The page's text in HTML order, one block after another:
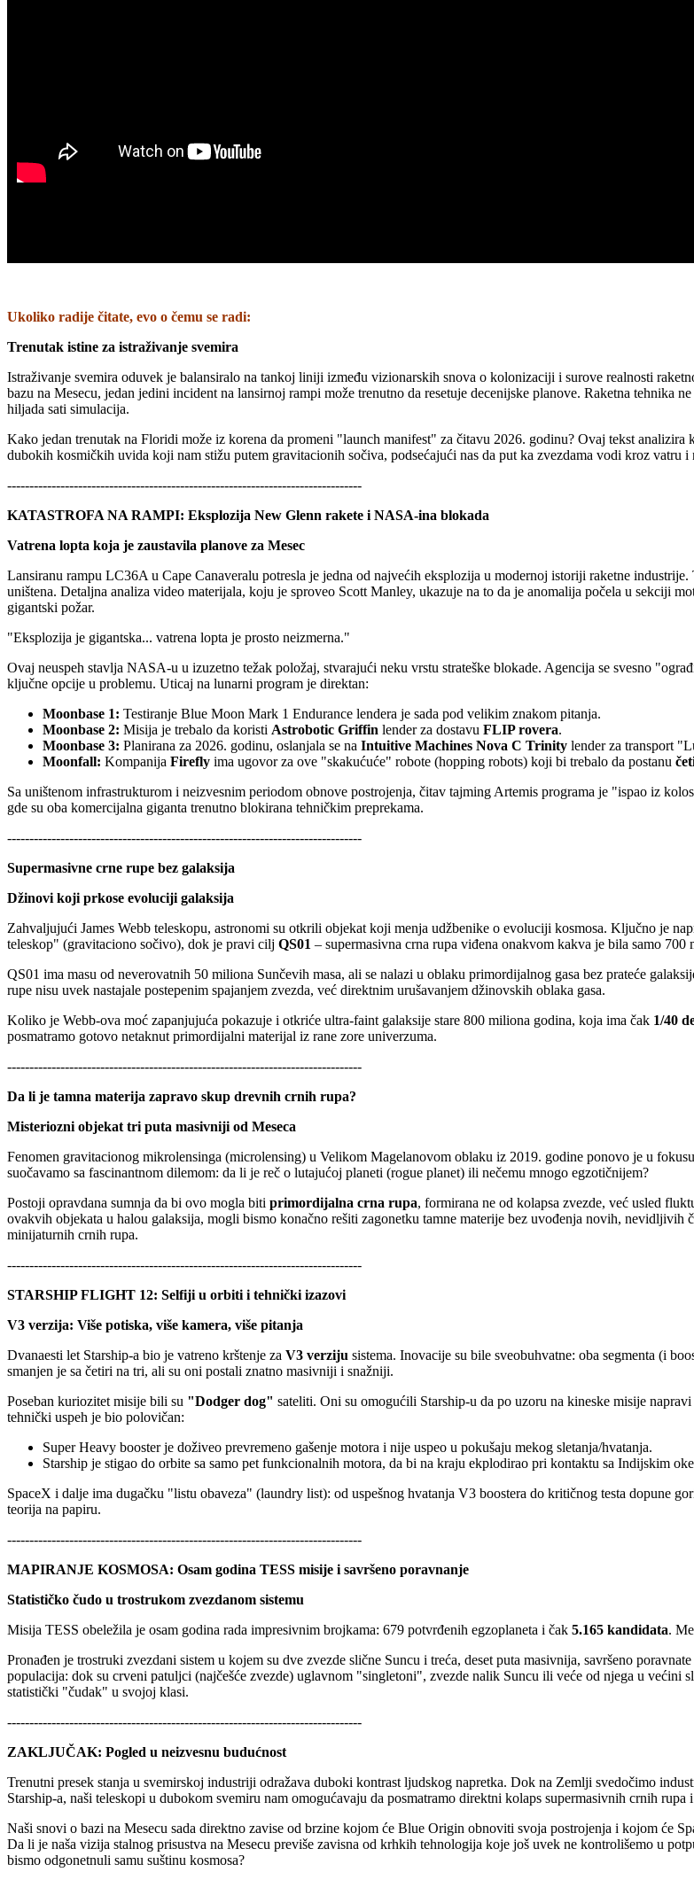
Ukoliko radije čitate, evo o čemu se radi:
Trenutak istine za istraživanje svemira
Istraživanje svemira oduvek je balansiralo na tankoj liniji između vizionarskih snova o kolonizaciji i surove realnosti
bazu na Mesecu, jedan jedini incident na lansirnoj rampi može trenutno da resetuje decenijske planove. Raketna tehnika
hiljada sati simulacija.
Kako jedan trenutak na Floridi može iz korena da promeni "launch manifest" za čitavu 2026. godinu? Ovaj tekst
dubokih kosmičkih uvida koji nam stižu putem gravitacionih sočiva, podsećajući nas da put ka zvezdama vodi kroz vatru i
--------------------------------------------------------------------------------
KATASTROFA NA RAMPI: Eksplozija New Glenn rakete i NASA-ina blokada
Vatrena lopta koja je zaustavila planove za Mesec
Lansiranu rampu LC36A u Cape Canaveralu potresla je jedna od najvećih eksplozija u modernoj istoriji raketne
uništena. Detaljna analiza video materijala, koju je sproveo Scott Manley, ukazuje na to da je anomalija počela u sekciji
gigantski požar.
"Eksplozija je gigantska... vatrena lopta je prosto neizmerna."
Ovaj neuspeh stavlja NASA-u u izuzetno težak položaj, stvarajući neku vrstu strateške blokade. Agencija se svesno
ključne opcije u problemu. Uticaj na lunarni program je direktan:
Moonbase 1: Testiranje Blue Moon Mark 1 Endurance lendera je sada pod velikim znakom pitanja.
Moonbase 2: Misija je trebalo da koristi Astrobotic Griffin lender za dostavu FLIP rovera.
Moonbase 3: Planirana za 2026. godinu, oslanjala se na Intuitive Machines Nova C Trinity lender za transport
Moonfall: Kompanija Firefly ima ugovor za ove "skakućuće" robote (hopping robots) koji bi trebalo da postanu
Sa uništenom infrastrukturom i neizvesnim periodom obnove postrojenja, čitav tajming Artemis programa je "ispao iz
gde su oba komercijalna giganta trenutno blokirana tehničkim preprekama.
--------------------------------------------------------------------------------
Supermasivne crne rupe bez galaksija
Džinovi koji prkose evoluciji galaksija
Zahvaljujući James Webb teleskopu, astronomi su otkrili objekat koji menja udžbenike o evoluciji kosmosa. Ključno je
teleskop" (gravitaciono sočivo), dok je pravi cilj QS01 – supermasivna crna rupa viđena onakvom kakva je bila samo
QS01 ima masu od neverovatnih 50 miliona Sunčevih masa, ali se nalazi u oblaku primordijalnog gasa bez prateće
rupe nisu uvek nastajale postepenim spajanjem zvezda, već direktnim urušavanjem džinovskih oblaka gasa.
Koliko je Webb-ova moć zapanjujuća pokazuje i otkriće ultra-faint galaksije stare 800 miliona godina, koja ima čak 1/40
posmatramo gotovo netaknut primordijalni materijal iz rane zore univerzuma.
--------------------------------------------------------------------------------
Da li je tamna materija zapravo skup drevnih crnih rupa?
Misteriozni objekat tri puta masivniji od Meseca
Fenomen gravitacionog mikrolensinga (microlensing) u Velikom Magelanovom oblaku iz 2019. godine ponovo je u
suočavamo sa fascinantnom dilemom: da li je reč o lutajućoj planeti (rogue planet) ili nečemu mnogo egzotičnijem?
Postoji opravdana sumnja da bi ovo mogla biti primordijalna crna rupa, formirana ne od kolapsa zvezde, već usled
ovakvih objekata u halou galaksija, mogli bismo konačno rešiti zagonetku tamne materije bez uvođenja novih,
minijaturnih crnih rupa.
--------------------------------------------------------------------------------
STARSHIP FLIGHT 12: Selfiji u orbiti i tehnički izazovi
V3 verzija: Više potiska, više kamera, više pitanja
Dvanaesti let Starship-a bio je vatreno krštenje za V3 verziju sistema. Inovacije su bile sveobuhvatne: oba segmenta (i
smanjen je sa četiri na tri, ali su oni postali znatno masivniji i snažniji.
Poseban kuriozitet misije bili su "Dodger dog" sateliti. Oni su omogućili Starship-u da po uzoru na kineske misije
tehnički uspeh je bio polovičan:
Super Heavy booster je doživeo prevremeno gašenje motora i nije uspeo u pokušaju mekog sletanja/hvatanja.
Starship je stigao do orbite sa samo pet funkcionalnih motora, da bi na kraju ekplodirao pri kontaktu sa Indijskim
SpaceX i dalje ima dugačku "listu obaveza" (laundry list): od uspešnog hvatanja V3 boostera do kritičnog testa dopune
teorija na papiru.
--------------------------------------------------------------------------------
MAPIRANJE KOSMOSA: Osam godina TESS misije i savršeno poravnanje
Statističko čudo u trostrukom zvezdanom sistemu
Misija TESS obeležila je osam godina rada impresivnim brojkama: 679 potvrđenih egzoplaneta i čak 5.165 kandidata.
Pronađen je trostruki zvezdani sistem u kojem su dve zvezde slične Suncu i treća, deset puta masivnija, savršeno
populacija: dok su crveni patuljci (najčešće zvezde) uglavnom "singletoni", zvezde nalik Suncu ili veće od njega u većini
statistički "čudak" u svojoj klasi.
--------------------------------------------------------------------------------
ZAKLJUČAK: Pogled u neizvesnu budućnost
Trenutni presek stanja u svemirskoj industriji odražava duboki kontrast ljudskog napretka. Dok na Zemlji svedočimo
Starship-a, naši teleskopi u dubokom svemiru nam omogućavaju da posmatramo direktni kolaps supermasivnih crnih
Naši snovi o bazi na Mesecu sada direktno zavise od brzine kojom će Blue Origin obnoviti svoja postrojenja i kojom će
Da li je naša vizija stalnog prisustva na Mesecu previše zavisna od krhkih tehnologija koje još uvek ne kontrolišemo u
bismo odgonetnuli samu suštinu kosmosa?